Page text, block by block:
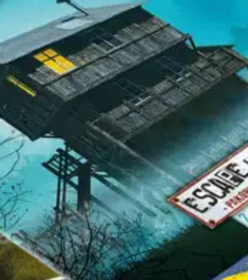
pelottavia pakohuonepelejä. Pakkaus
osia. Tukehtumisvaara.